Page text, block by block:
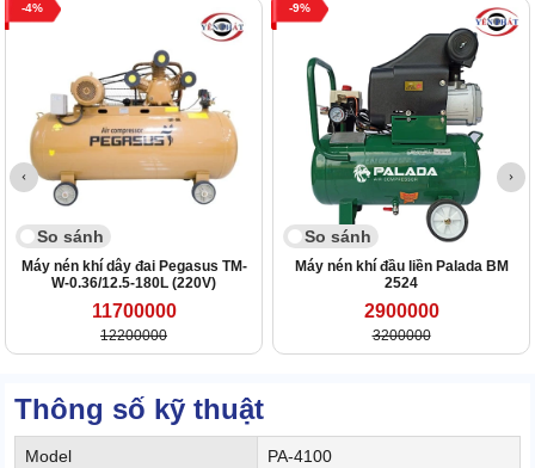
4
So sánh
Máy nén khí dây đai Pegasus TM-
W-0.36/12.5-180L (220V)
11700000
12200000
9
So sánh
Máy nén khí đầu liền Palada BM
2524
2900000
3200000
Thông số kỹ thuật
Model PA-4100